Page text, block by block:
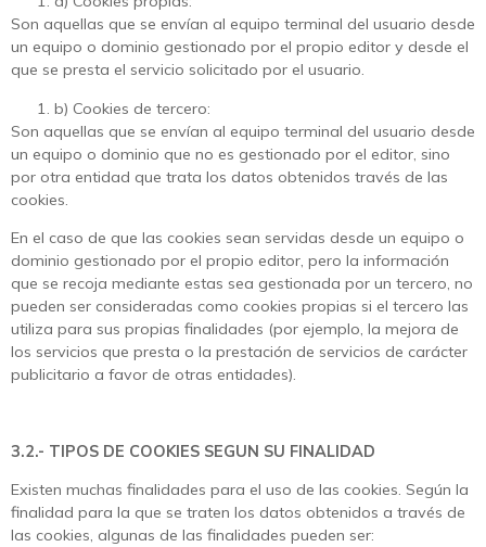
Son aquellas que se envían al equipo terminal del usuario desde
un equipo o dominio gestionado por el propio editor y desde el
que se presta el servicio solicitado por el usuario.
b) Cookies de tercero:
Son aquellas que se envían al equipo terminal del usuario desde
un equipo o dominio que no es gestionado por el editor, sino
por otra entidad que trata los datos obtenidos través de las
cookies.
En el caso de que las cookies sean servidas desde un equipo o
dominio gestionado por el propio editor, pero la información
que se recoja mediante estas sea gestionada por un tercero, no
pueden ser consideradas como cookies propias si el tercero las
utiliza para sus propias finalidades (por ejemplo, la mejora de
los servicios que presta o la prestación de servicios de carácter
publicitario a favor de otras entidades).
3.2.- TIPOS DE COOKIES SEGUN SU FINALIDAD
Existen muchas finalidades para el uso de las cookies. Según la
finalidad para la que se traten los datos obtenidos a través de
las cookies, algunas de las finalidades pueden ser: